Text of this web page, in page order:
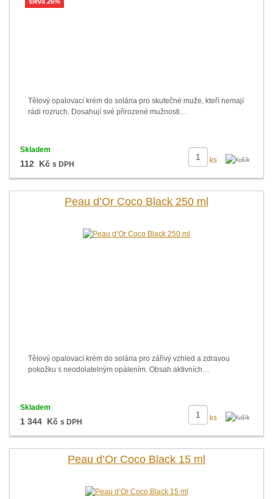
Tělový opalovací krém do solária pro skutečné muže, kteří nemají
rádi rozruch. Dosahují své přirozené mužnosti…
ks
Skladem
112 Kč s DPH
Peau d’Or Coco Black 250 ml
Tělový opalovací krém do solária pro zářivý vzhled a zdravou
pokožku s neodolatelným opálením. Obsah aktivních…
ks
Skladem
1 344 Kč s DPH
Peau d’Or Coco Black 15 ml